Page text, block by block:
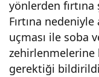
yönlerden
Fırtına
uçması ile soba
zehirlenmelerine
gerektiği
fırtı